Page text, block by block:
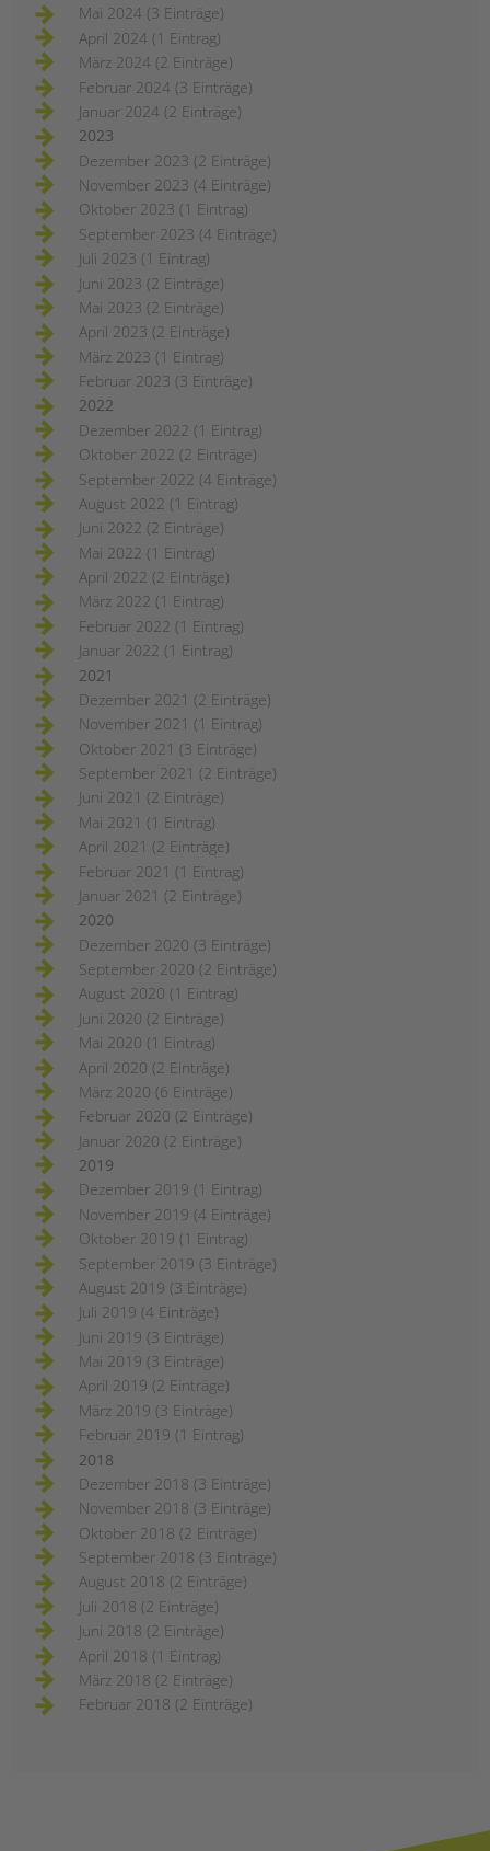
Mai 2024 (3 Einträge)
April 2024 (1 Eintrag)
März 2024 (2 Einträge)
Februar 2024 (3 Einträge)
Januar 2024 (2 Einträge)
2023
Dezember 2023 (2 Einträge)
November 2023 (4 Einträge)
Oktober 2023 (1 Eintrag)
September 2023 (4 Einträge)
Juli 2023 (1 Eintrag)
Juni 2023 (2 Einträge)
Mai 2023 (2 Einträge)
April 2023 (2 Einträge)
März 2023 (1 Eintrag)
Februar 2023 (3 Einträge)
2022
Dezember 2022 (1 Eintrag)
Oktober 2022 (2 Einträge)
September 2022 (4 Einträge)
August 2022 (1 Eintrag)
Juni 2022 (2 Einträge)
Mai 2022 (1 Eintrag)
April 2022 (2 Einträge)
März 2022 (1 Eintrag)
Februar 2022 (1 Eintrag)
Januar 2022 (1 Eintrag)
2021
Dezember 2021 (2 Einträge)
November 2021 (1 Eintrag)
Oktober 2021 (3 Einträge)
September 2021 (2 Einträge)
Juni 2021 (2 Einträge)
Mai 2021 (1 Eintrag)
April 2021 (2 Einträge)
Februar 2021 (1 Eintrag)
Januar 2021 (2 Einträge)
2020
Dezember 2020 (3 Einträge)
September 2020 (2 Einträge)
August 2020 (1 Eintrag)
Juni 2020 (2 Einträge)
Mai 2020 (1 Eintrag)
April 2020 (2 Einträge)
März 2020 (6 Einträge)
Februar 2020 (2 Einträge)
Januar 2020 (2 Einträge)
2019
Dezember 2019 (1 Eintrag)
November 2019 (4 Einträge)
Oktober 2019 (1 Eintrag)
September 2019 (3 Einträge)
August 2019 (3 Einträge)
Juli 2019 (4 Einträge)
Juni 2019 (3 Einträge)
Mai 2019 (3 Einträge)
April 2019 (2 Einträge)
März 2019 (3 Einträge)
Februar 2019 (1 Eintrag)
2018
Dezember 2018 (3 Einträge)
November 2018 (3 Einträge)
Oktober 2018 (2 Einträge)
September 2018 (3 Einträge)
August 2018 (2 Einträge)
Juli 2018 (2 Einträge)
Juni 2018 (2 Einträge)
April 2018 (1 Eintrag)
März 2018 (2 Einträge)
Februar 2018 (2 Einträge)